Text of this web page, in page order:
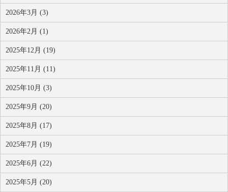
2026年3月 (3)
2026年2月 (1)
2025年12月 (19)
2025年11月 (11)
2025年10月 (3)
2025年9月 (20)
2025年8月 (17)
2025年7月 (19)
2025年6月 (22)
2025年5月 (20)